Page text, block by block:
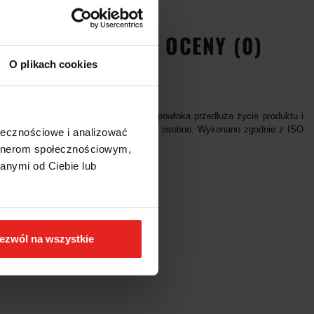
O plikach cookies
i analizować
społecznościowym,
od Ciebie lub
na wszystkie
OPINIE I OCENY (0)
uchwyt, odporna na ścieranie powłoka przedłuża życie produktu i
napięcia. Nasadka zamawiana osobno. Wykonano zgodnie z ISO